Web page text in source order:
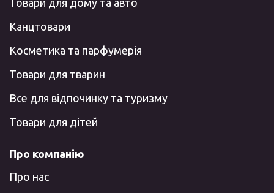
Канцтовари
Косметика та парфумерія
Товари для тварин
Все для відпочинку та туризму
Товари для дітей
Про компанію
Про нас